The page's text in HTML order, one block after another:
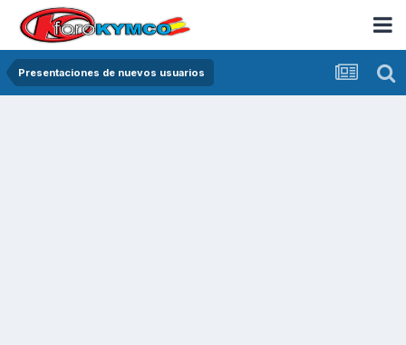
Presentaciones de nuevos usuarios